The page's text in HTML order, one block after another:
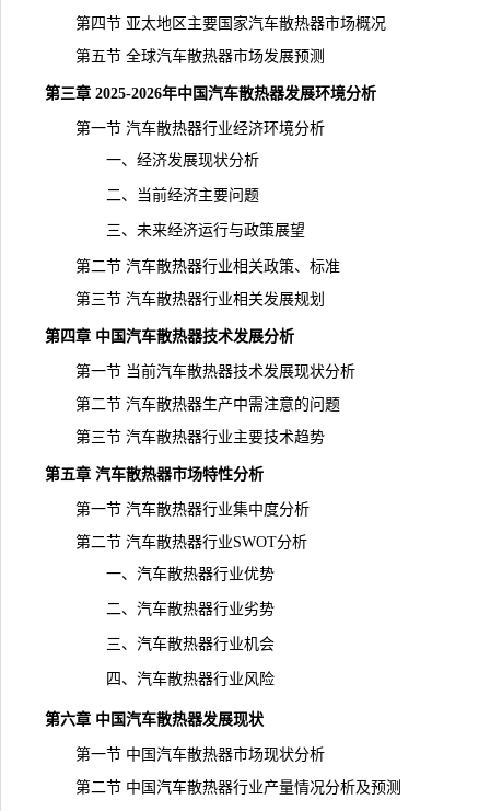
第四节 亚太地区主要国家汽车散热器市场概况
第五节 全球汽车散热器市场发展预测
第三章 2025-2026年中国汽车散热器发展环境分析
第一节 汽车散热器行业经济环境分析
一、经济发展现状分析
二、当前经济主要问题
三、未来经济运行与政策展望
第二节 汽车散热器行业相关政策、标准
第三节 汽车散热器行业相关发展规划
第四章 中国汽车散热器技术发展分析
第一节 当前汽车散热器技术发展现状分析
第二节 汽车散热器生产中需注意的问题
第三节 汽车散热器行业主要技术趋势
第五章 汽车散热器市场特性分析
第一节 汽车散热器行业集中度分析
第二节 汽车散热器行业SWOT分析
一、汽车散热器行业优势
二、汽车散热器行业劣势
三、汽车散热器行业机会
四、汽车散热器行业风险
第六章 中国汽车散热器发展现状
第一节 中国汽车散热器市场现状分析
第二节 中国汽车散热器行业产量情况分析及预测